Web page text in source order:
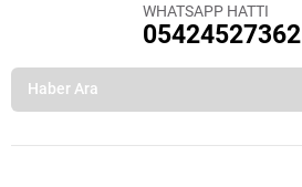
WHATSAPP HATTI
05424527362